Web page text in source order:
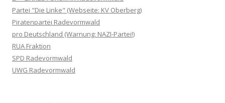
Partei "Die Linke" (Webseite: KV Oberberg)
Piratenpartei Radevormwald
pro Deutschland (Warnung: NAZI-Partei!)
RUA Fraktion
SPD Radevormwald
UWG Radevormwald